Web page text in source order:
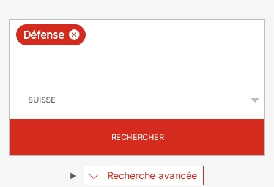
R
ê
e
×
Défense
RECHERCHER
Recherche avancée